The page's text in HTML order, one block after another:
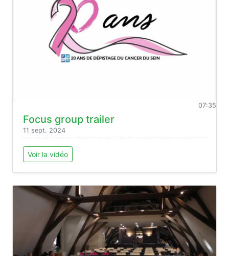
07:35
Focus group trailer
11 sept. 2024
Voir la vidéo